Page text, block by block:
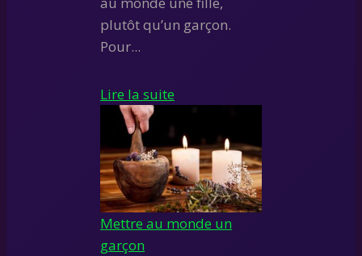
plutôt qu’un garçon.
Pour...
Lire la suite
Mettre au monde un
garçon